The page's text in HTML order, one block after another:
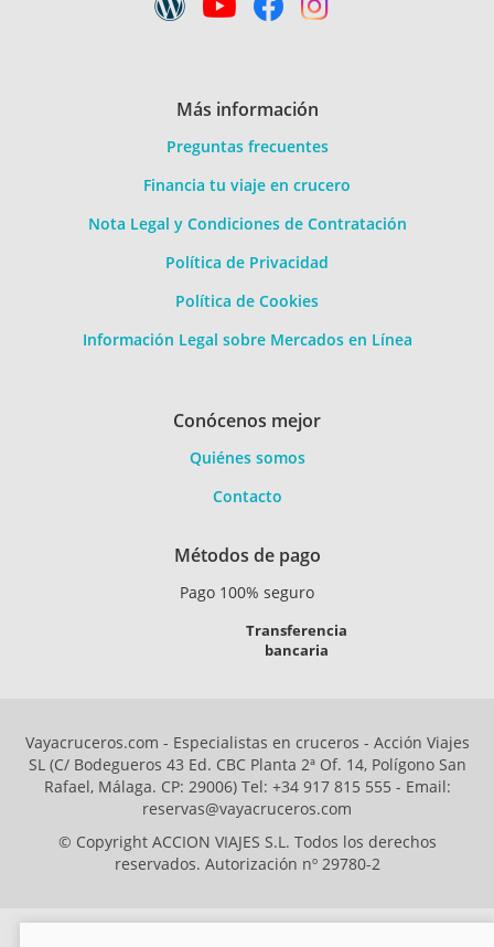
Más información
Preguntas frecuentes
Financia tu viaje en crucero
Nota Legal y Condiciones de Contratación
Política de Privacidad
Política de Cookies
Información Legal sobre Mercados en Línea
Conócenos mejor
Quiénes somos
Contacto
Métodos de pago
Pago 100% seguro
Transferencia
bancaria
Vayacruceros.com - Especialistas en cruceros - Acción Viajes
SL (C/ Bodegueros 43 Ed. CBC Planta 2ª Of. 14, Polígono San
Rafael, Málaga. CP: 29006) Tel: +34 917 815 555 - Email:
reservas@vayacruceros.com
© Copyright ACCION VIAJES S.L. Todos los derechos
reservados. Autorización nº 29780-2